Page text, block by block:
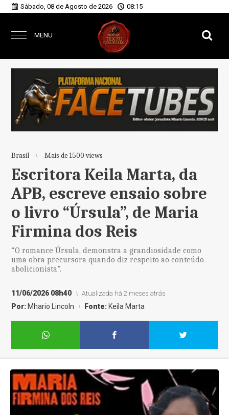
Sábado, 08 de Agosto de 2026 08:15
MENU
Brasil Mais de 1500 views
Escritora Keila Marta, da
APB, escreve ensaio sobre
o livro “Úrsula”, de Maria
Firmina dos Reis
“O romance Úrsula, demonstra a grandiosidade como
uma obra precursora quando diz respeito ao conteúdo
abolicionista”.
11/06/2026 08h40 Atualizada há 2 meses atrás
Por: Mhario Lincoln Fonte: Keila Marta